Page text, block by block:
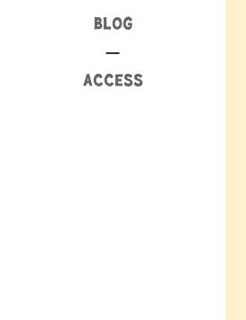
BLOG
ACCESS